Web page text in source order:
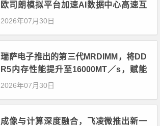
欧司朗模拟平台加速AI数据中心高速互
连设计
2026年07月30日
瑞萨电子推出的第三代MRDIMM，将DD
R5内存性能提升至16000MT／s，赋能
下一代AI与HPC应用
2026年07月30日
成像与计算深度融合，飞凌微推出新一